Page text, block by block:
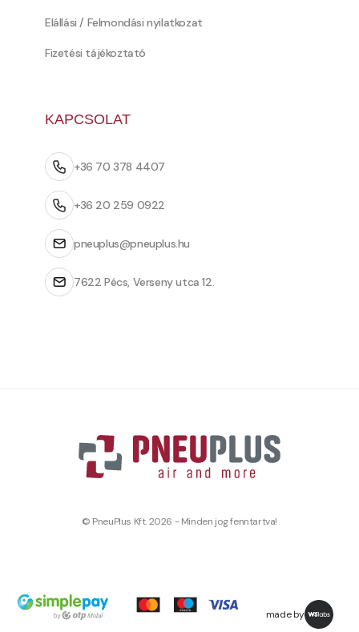
Elállási / Felmondási nyilatkozat
Fizetési tájékoztató
KAPCSOLAT
+36 70 378 4407
+36 20 259 0922
pneuplus@pneuplus.hu
7622 Pécs, Verseny utca 12.
© PneuPlus Kft. 2026 - Minden jog fenntartva!
made by